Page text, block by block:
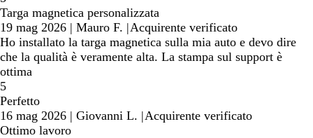
Targa magnetica personalizzata
19 mag 2026 | Mauro F. |Acquirente verificato
Ho installato la targa magnetica sulla mia auto e devo dire
che la qualità è veramente alta. La stampa sul support è
ottima
5
Perfetto
16 mag 2026 | Giovanni L. |Acquirente verificato
Ottimo lavoro